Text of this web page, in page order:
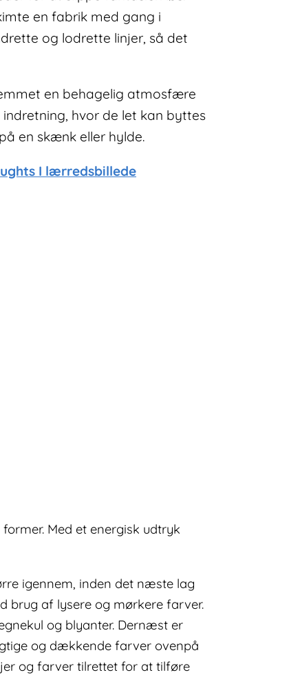
en fabrik med gang i
og lodrette linjer, så det
en behagelig atmosfære
hvor de let kan byttes
en skænk eller hylde.
I lærredsbillede
Med et energisk udtryk
igennem, inden det næste lag
brug af lysere og mørkere farver.
og blyanter. Dernæst er
og dækkende farver ovenpå
og farver tilrettet for at tilføre